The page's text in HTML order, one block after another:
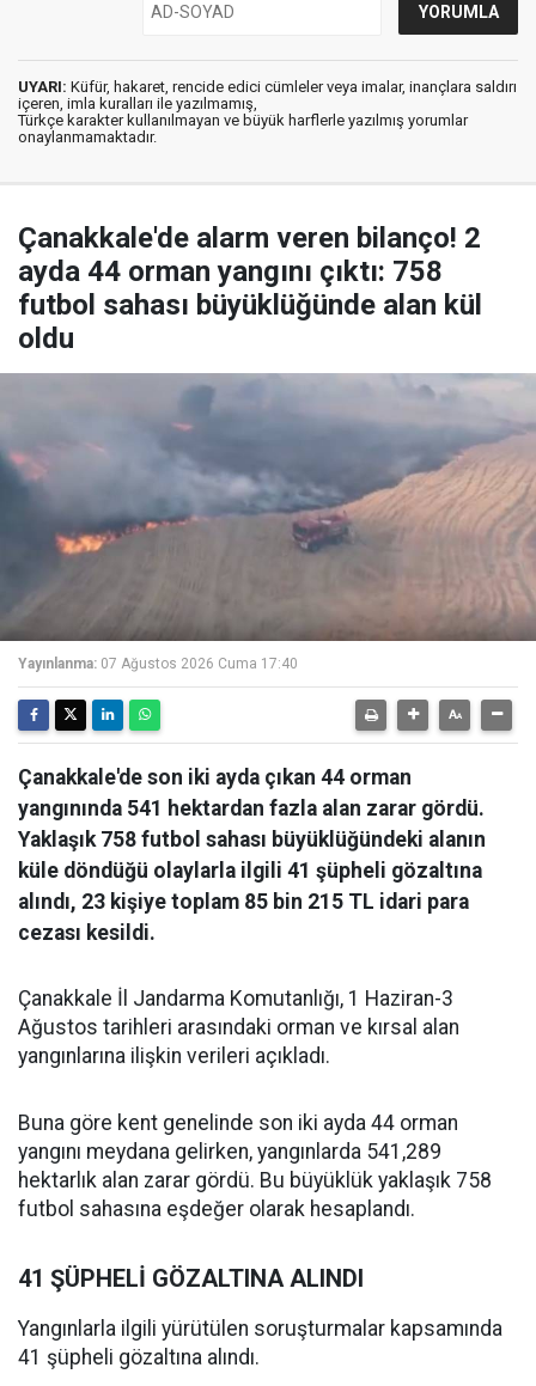
UYARI: Küfür, hakaret, rencide edici cümleler veya imalar, inançlara saldırı
içeren, imla kuralları ile yazılmamış,
Türkçe karakter kullanılmayan ve büyük harflerle yazılmış yorumlar
onaylanmamaktadır.
Çanakkale'de alarm veren bilanço! 2
ayda 44 orman yangını çıktı: 758
futbol sahası büyüklüğünde alan kül
oldu
Yayınlanma: 07 Ağustos 2026 Cuma 17:40
Çanakkale'de son iki ayda çıkan 44 orman
yangınında 541 hektardan fazla alan zarar gördü.
Yaklaşık 758 futbol sahası büyüklüğündeki alanın
küle döndüğü olaylarla ilgili 41 şüpheli gözaltına
alındı, 23 kişiye toplam 85 bin 215 TL idari para
cezası kesildi.
Çanakkale İl Jandarma Komutanlığı, 1 Haziran-3
Ağustos tarihleri arasındaki orman ve kırsal alan
yangınlarına ilişkin verileri açıkladı.
Buna göre kent genelinde son iki ayda 44 orman
yangını meydana gelirken, yangınlarda 541,289
hektarlık alan zarar gördü. Bu büyüklük yaklaşık 758
futbol sahasına eşdeğer olarak hesaplandı.
41 ŞÜPHELİ GÖZALTINA ALINDI
Yangınlarla ilgili yürütülen soruşturmalar kapsamında
41 şüpheli gözaltına alındı.